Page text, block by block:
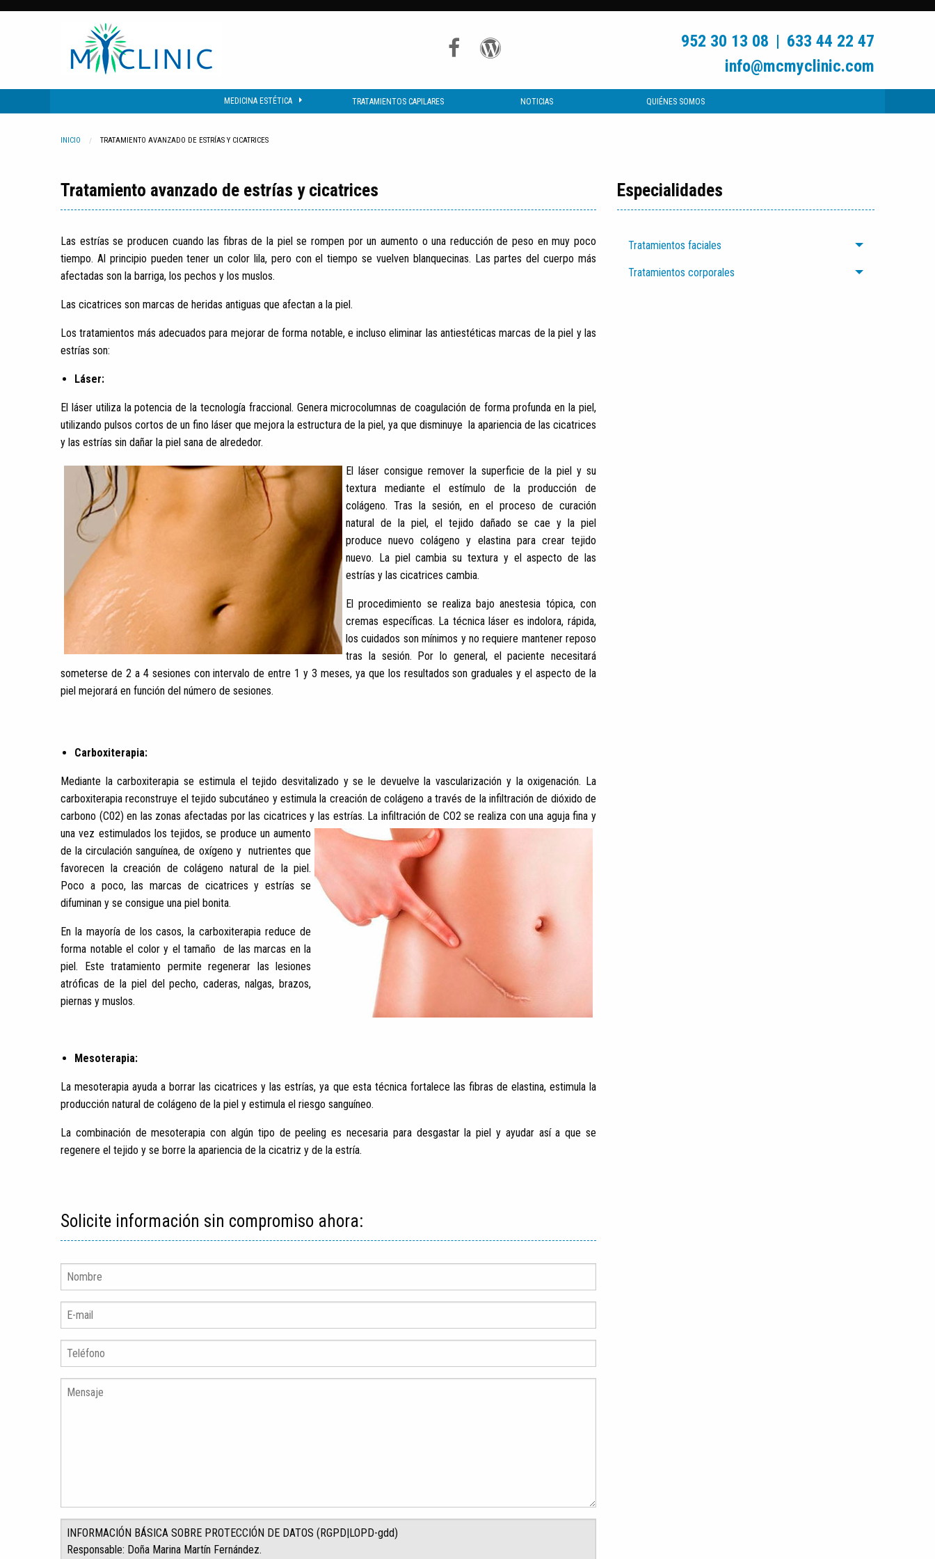
952 30 13 08 | 633 44 22 47
info@mcmyclinic.com
MEDICINA ESTÉTICA TRATAMIENTOS CAPILARES NOTICIAS QUIÉNES SOMOS
INICIO CURRENT:
TRATAMIENTO AVANZADO DE ESTRÍAS Y CICATRICES
Tratamiento avanzado de estrías y cicatrices
Las estrías se producen cuando las fibras de la piel se rompen por un aumento o una reducción de peso en muy poco
tiempo. Al principio pueden tener un color lila, pero con el tiempo se vuelven blanquecinas. Las partes del cuerpo más
afectadas son la barriga, los pechos y los muslos.
Las cicatrices son marcas de heridas antiguas que afectan a la piel.
Los tratamientos más adecuados para mejorar de forma notable, e incluso eliminar las antiestéticas marcas de la piel y las
estrías son:
Láser:
El láser utiliza la potencia de la tecnología fraccional. Genera microcolumnas de coagulación de forma profunda en la piel,
utilizando pulsos cortos de un fino láser que mejora la estructura de la piel, ya que disminuye la apariencia de las cicatrices
y las estrías sin dañar la piel sana de alrededor.
El láser consigue remover la superficie de la piel y su
textura mediante el estímulo de la producción de
colágeno. Tras la sesión, en el proceso de curación
natural de la piel, el tejido dañado se cae y la piel
produce nuevo colágeno y elastina para crear tejido
nuevo. La piel cambia su textura y el aspecto de las
estrías y las cicatrices cambia.
El procedimiento se realiza bajo anestesia tópica, con
cremas específicas. La técnica láser es indolora, rápida,
los cuidados son mínimos y no requiere mantener reposo
tras la sesión. Por lo general, el paciente necesitará
someterse de 2 a 4 sesiones con intervalo de entre 1 y 3 meses, ya que los resultados son graduales y el aspecto de la
piel mejorará en función del número de sesiones.
Carboxiterapia:
Mediante la carboxiterapia se estimula el tejido desvitalizado y se le devuelve la vascularización y la oxigenación. La
carboxiterapia reconstruye el tejido subcutáneo y estimula la creación de colágeno a través de la infiltración de dióxido de
carbono (C02) en las zonas afectadas por las cicatrices y las estrías. La infiltración de CO2 se realiza con una aguja fina y
una vez estimulados los tejidos, se produce un aumento
de la circulación sanguínea, de oxígeno y nutrientes que
favorecen la creación de colágeno natural de la piel.
Poco a poco, las marcas de cicatrices y estrías se
difuminan y se consigue una piel bonita.
En la mayoría de los casos, la carboxiterapia reduce de
forma notable el color y el tamaño de las marcas en la
piel. Este tratamiento permite regenerar las lesiones
atróficas de la piel del pecho, caderas, nalgas, brazos,
piernas y muslos.
Mesoterapia:
La mesoterapia ayuda a borrar las cicatrices y las estrías, ya que esta técnica fortalece las fibras de elastina, estimula la
producción natural de colágeno de la piel y estimula el riesgo sanguíneo.
La combinación de mesoterapia con algún tipo de peeling es necesaria para desgastar la piel y ayudar así a que se
regenere el tejido y se borre la apariencia de la cicatriz y de la estría.
Solicite información sin compromiso ahora:
Especialidades
Tratamientos faciales
Tratamientos corporales